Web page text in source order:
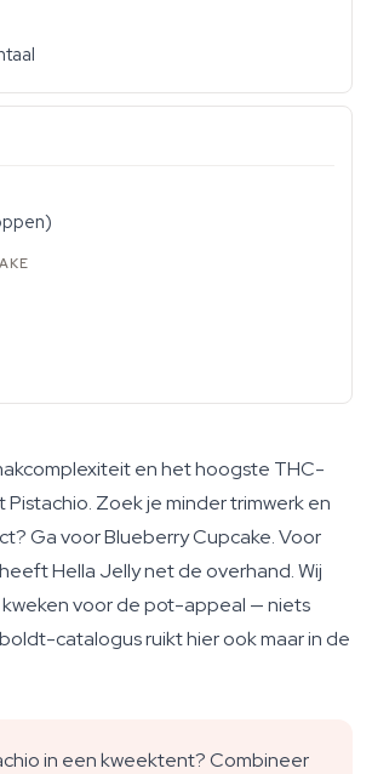
en het hoogste THC-
Pistachio. Zoek je minder trimwerk en
Ga voor Blueberry Cupcake. Voor
Hella Jelly net de overhand. Wij
voor de pot-appeal — niets
catalogus ruikt hier ook maar in de
in een kweektent? Combineer